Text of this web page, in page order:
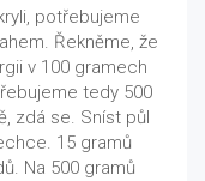
potřebujeme
Řekněme, že
v 100 gramech
tedy 500
zdá se. Sníst půl
15 gramů
Na 500 gramů